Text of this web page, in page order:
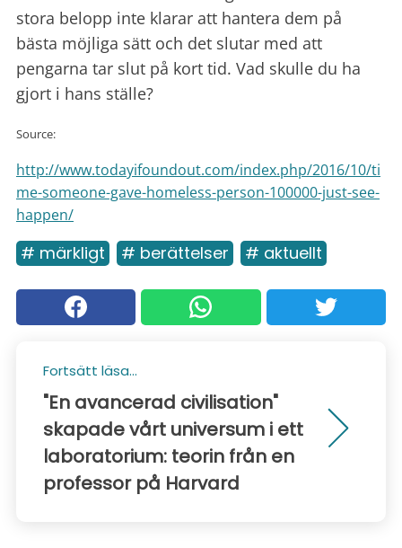
stora belopp inte klarar att hantera dem på
bästa möjliga sätt och det slutar med att
pengarna tar slut på kort tid. Vad skulle du ha
gjort i hans ställe?
Source:
http://www.todayifoundout.com/index.php/2016/10/ti
me-someone-gave-homeless-person-100000-just-see-
happen/
# märkligt # berättelser # aktuellt
Fortsätt läsa...
"En avancerad civilisation"
skapade vårt universum i ett
laboratorium: teorin från en
professor på Harvard